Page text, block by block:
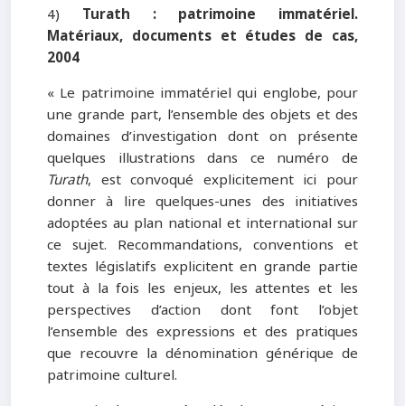
4) Turath : patrimoine immatériel.
Matériaux, documents et études de cas,
2004
« Le patrimoine immatériel qui englobe, pour
une grande part, l’ensemble des objets et des
domaines d’investigation dont on présente
quelques illustrations dans ce numéro de
Turath, est convoqué explicitement ici pour
donner à lire quelques-unes des initiatives
adoptées au plan national et international sur
ce sujet. Recommandations, conventions et
textes législatifs explicitent en grande partie
tout à la fois les enjeux, les attentes et les
perspectives d’action dont font l’objet
l’ensemble des expressions et des pratiques
que recouvre la dénomination générique de
patrimoine culturel.